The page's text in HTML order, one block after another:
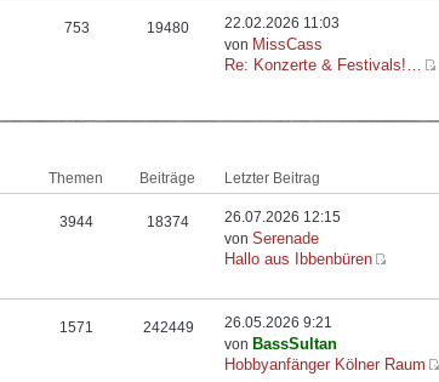
753 19480
22.02.2026 11:03
von MissCass
Re: Konzerte & Festivals!…
Themen Beiträge Letzter Beitrag
3944 18374
26.07.2026 12:15
vonSerenade
Hallo aus Ibbenbüren
1571 242449
26.05.2026 9:21
von BassSultan
Hobbyanfänger Kölner Raum